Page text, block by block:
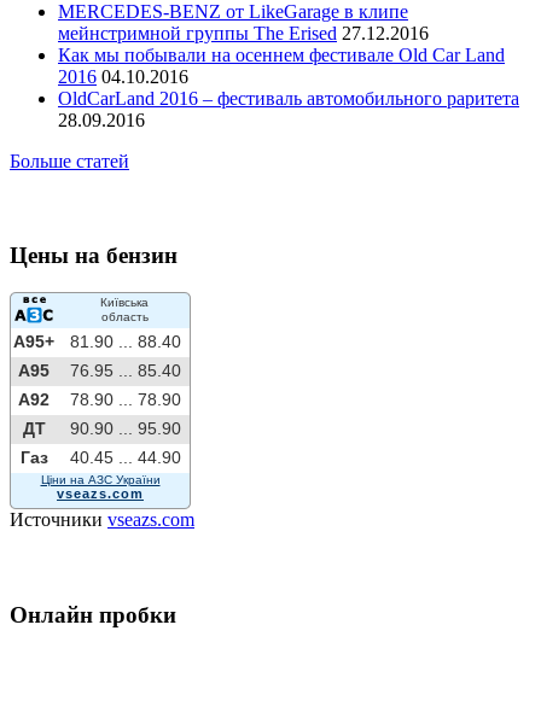
MERCEDES-BENZ от LikeGarage в клипе
мейнстримной группы The Erised 27.12.2016
Как мы побывали на осеннем фестивале Old Car Land
2016 04.10.2016
OldCarLand 2016 – фестиваль автомобильного раритета
28.09.2016
Больше статей
Цены на бензин
Київська
область
A95+ 81.90 ...
88.40
A95
76.95 ...
85.40
A92
78.90 ...
78.90
ДТ
90.90 ...
95.90
Газ
40.45 ... 44.90
Ціни на АЗС України
vseazs.com
Источники vseazs.com
Онлайн пробки